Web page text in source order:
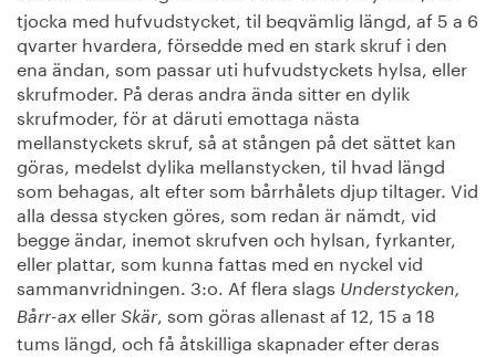
tjocka med hufvudstycket, til beqvämlig längd, af 5 a 6
qvarter hvardera, försedde med en stark skruf i den
ena ändan, som passar uti hufvudstyckets hylsa, eller
skrufmoder. På deras andra ända sitter en dylik
skrufmoder, för at däruti emottaga nästa
mellanstyckets skruf, så at stången på det sättet kan
göras, medelst dylika mellanstycken, til hvad längd
som behagas, alt efter som bårrhålets djup tiltager. Vid
alla dessa stycken göres, som redan är nämdt, vid
begge ändar, inemot skrufven och hylsan, fyrkanter,
eller plattar, som kunna fattas med en nyckel vid
sammanvridningen. 3:o. Af flera slags Understycken,
Bårr-ax eller Skär, som göras allenast af 12, 15 a 18
tums längd, och få åtskilliga skapnader efter deras